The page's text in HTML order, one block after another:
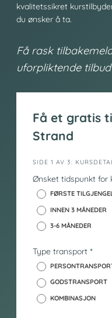
kvalitetssikret
du ønsker å ta.
Få rask
uforpliktende
Få et gratis
Strand
i
n
o
_
SIDE 1 AV 3:
Ønsket tidspunkt for
FØRSTE
INNEN 3 MÅNEDER
3-6 MÅNEDER
Type transport *
GODSTRANSPORT
KOMBINASJON